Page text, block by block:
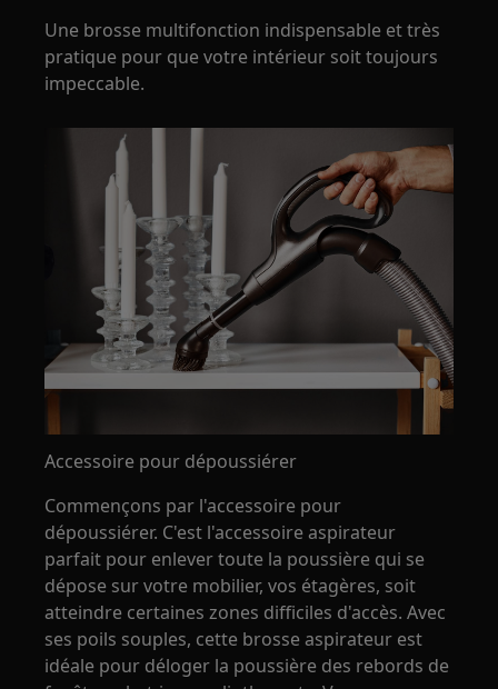
Une brosse multifonction indispensable et très
pratique pour que votre intérieur soit toujours
impeccable.
Accessoire pour dépoussiérer
Commençons par l'accessoire pour
dépoussiérer. C'est l'accessoire aspirateur
parfait pour enlever toute la poussière qui se
dépose sur votre mobilier, vos étagères, soit
atteindre certaines zones difficiles d'accès. Avec
ses poils souples, cette brosse aspirateur est
idéale pour déloger la poussière des rebords de